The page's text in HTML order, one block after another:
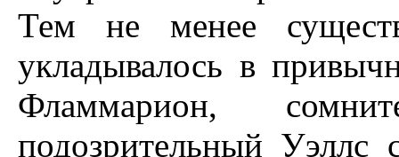
Тем не менее
укладывалось в
Фламмарион,
подозрительный Уэллс